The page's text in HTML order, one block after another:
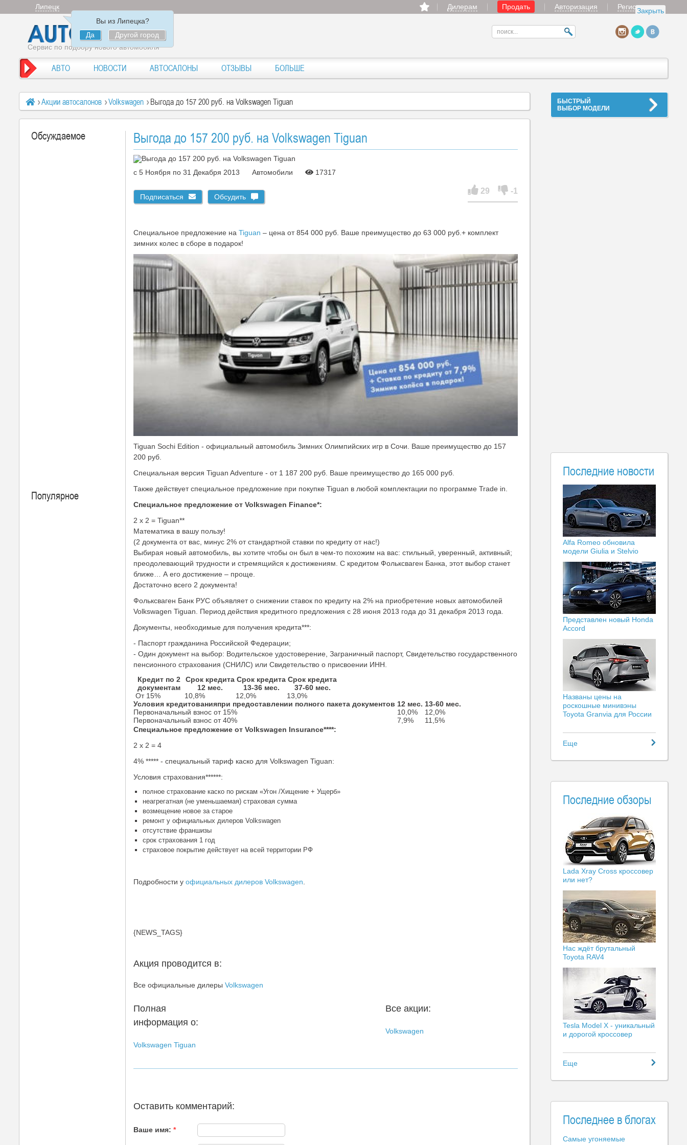
Закрыть
Липецк
Вы из Липецка?
Да
Другой город
Дилерам Продать Авторизация Регистрация
Сервис по подбору нового автомобиля
АВТО НОВОСТИ АВТОСАЛОНЫ ОТЗЫВЫ БОЛЬШЕ
БЫСТРЫЙ
ВЫБОР МОДЕЛИ
Последние новости
Alfa Romeo обновила
модели Giulia и Stelvio
Представлен новый Honda
Accord
Названы цены на
роскошные минивэны
Toyota Granvia для России
Еще
Последние обзоры
Lada Xray Cross кроссовер
или нет?
Нас ждёт брутальный
Toyota RAV4
Tesla Model X - уникальный
и дорогой кроссовер
Еще
Последнее в блогах
Самые угоняемые
Акции автосалонов Volkswagen Выгода до 157 200 руб. на Volkswagen Tiguan
Обсуждаемое
Популярное
Выгода до 157 200 руб. на Volkswagen Tiguan
c 5 Ноября по 31 Декабря 2013 Автомобили 17317
Подписаться Обсудить
29 -1
Специальное предложение на Tiguan – цена от 854 000 руб. Ваше преимущество до 63 000 руб.+ комплект
зимних колес в сборе в подарок!
Tiguan Sochi Edition - официальный автомобиль Зимних Олимпийских игр в Сочи. Ваше преимущество до 157
200 руб.
Специальная версия Tiguan Adventure - от 1 187 200 руб. Ваше преимущество до 165 000 руб.
Также действует специальное предложение при покупке Tiguan в любой комплектации по программе Trade in.
Специальное предложение от Volkswagen Finance*:
2 х 2 = Tiguan**
Математика в вашу пользу!
(2 документа от вас, минус 2% от стандартной ставки по кредиту от нас!)
Выбирая новый автомобиль, вы хотите чтобы он был в чем-то похожим на вас: стильный, уверенный, активный;
преодолевающий трудности и стремящийся к достижениям. С кредитом Фольксваген Банка, этот выбор станет
ближе… А его достижение – проще.
Достаточно всего 2 документа!
Фольксваген Банк РУС объявляет о снижении ставок по кредиту на 2% на приобретение новых автомобилей
Volkswagen Tiguan. Период действия кредитного предложения с 28 июня 2013 года до 31 декабря 2013 года.
Документы, необходимые для получения кредита***:
- Паспорт гражданина Российской Федерации;
- Один документ на выбор: Водительское удостоверение, Заграничный паспорт, Свидетельство государственного
пенсионного страхования (СНИЛС) или Свидетельство о присвоении ИНН.
Кредит по 2
документам
Срок кредита
12 мес.
Срок кредита
13-36 мес.
Срок кредита
37-60 мес.
От 15%
10,8% 12,0%
13,0%
Условия кредитованияпри предоставлении полного пакета документов 12 мес. 13-60 мес.
Первоначальный взнос от 15%
10,0%
12,0%
Первоначальный взнос от 40%
7,9%
11,5%
Специальное предложение от Volkswagen Insurance****:
2 x 2 = 4
4% ***** - специальный тариф каско для Volkswagen Tiguan:
Условия страхования******:
полное страхование каско по рискам «Угон /Хищение + Ущерб»
неагрегатная (не уменьшаемая) страховая сумма
возмещение новое за старое
ремонт у официальных дилеров Volkswagen
отсутствие франшизы
срок страхования 1 год
страховое покрытие действует на всей территории РФ
Подробности у официальных дилеров Volkswagen.
{NEWS_TAGS}
Акция проводится в:
Все официальные дилеры Volkswagen
Полная
информация о:
Volkswagen Tiguan
Все акции:
Volkswagen
Оставить комментарий:
Ваше имя: *